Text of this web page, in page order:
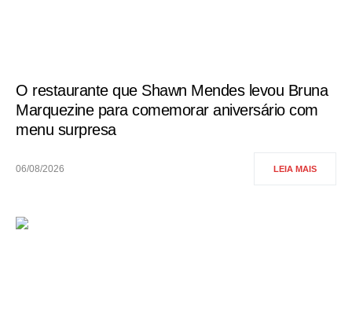
O restaurante que Shawn Mendes levou Bruna
Marquezine para comemorar aniversário com
menu surpresa
06/08/2026 LEIA MAIS